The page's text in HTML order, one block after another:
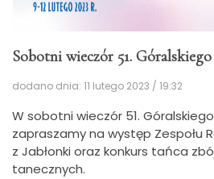
Sobotni wieczór 51. Góralskiego
dodano dnia: 11 lutego 2023 / 19:32
W sobotni wieczór 51.
zapraszamy na występ Zespołu
z Jabłonki oraz konkurs tańca
tanecznych.